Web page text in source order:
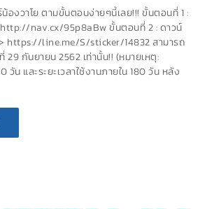
องวาโย ตามขั้นตอนง่ายๆนี้เลย!!! ขั้นตอนที่ 1 :
http://nav.cx/95p8aBw ขั้นตอนที่ 2 : ดาวน์
https://line.me/S/sticker/14832 สามารถ
29 กันยายน 2562 เท่านั้น!! (หมายเหตุ:
วัน และระยะเวลาใช้งานภายใน 180 วัน หลัง